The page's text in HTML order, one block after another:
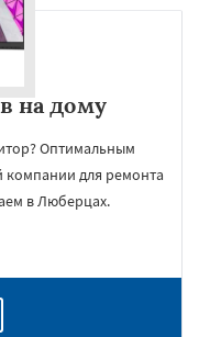
на дому
Оптимальным
компании для ремонта
в Люберцах.